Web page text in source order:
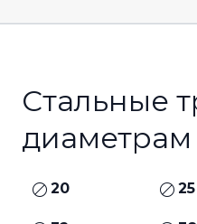
Стальные
диаметрам
20 25